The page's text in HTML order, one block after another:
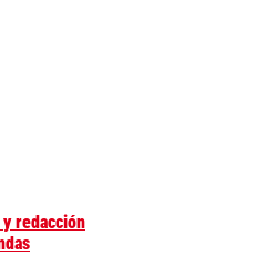
redacción